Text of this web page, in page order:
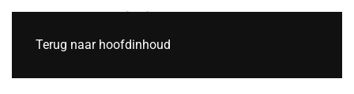
Terug naar hoofdinhoud